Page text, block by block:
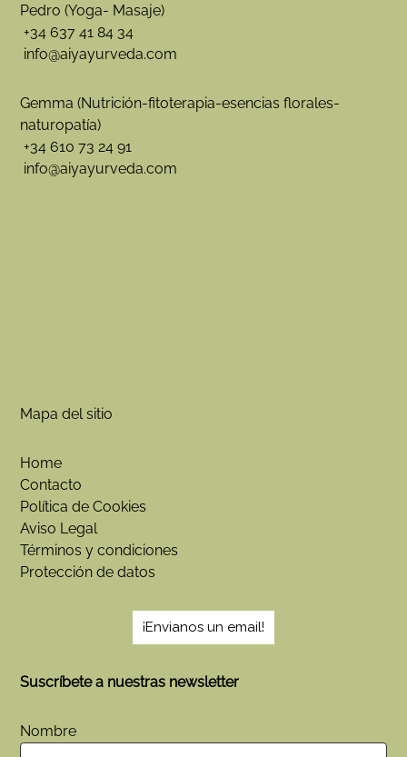
Pedro (Yoga- Masaje)
+34 637 41 84 34
info@aiyayurveda.com
Gemma (Nutrición-fitoterapia-esencias florales-
naturopatía)
+34 610 73 24 91
info@aiyayurveda.com
Mapa del sitio
Home
Contacto
Política de Cookies
Aviso Legal
Términos y condiciones
Protección de datos
¡Envianos un email!
Suscríbete a nuestras newsletter
Nombre